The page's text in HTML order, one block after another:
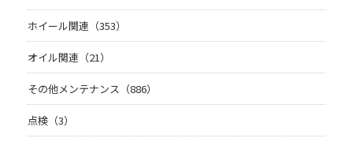
ホイール関連（353）
オイル関連（21）
その他メンテナンス（886）
点検（3）